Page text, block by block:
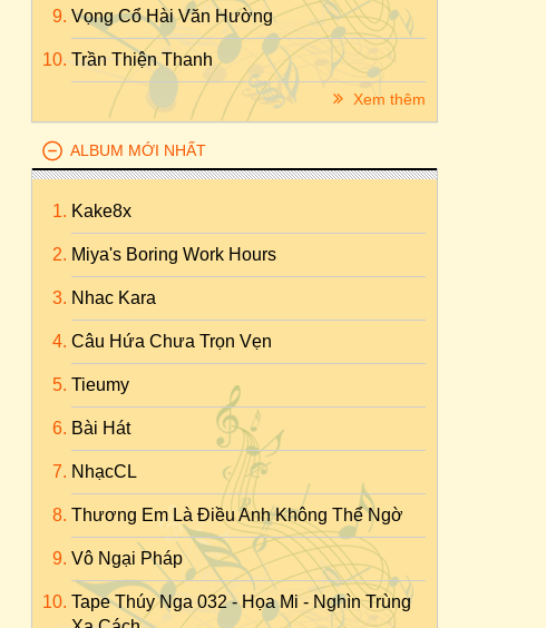
Vọng Cổ Hài Văn Hường
Trần Thiện Thanh
Xem thêm
ALBUM MỚI NHẤT
Kake8x
Miya's Boring Work Hours
Nhac Kara
Câu Hứa Chưa Trọn Vẹn
Tieumy
Bài Hát
NhạcCL
Thương Em Là Điều Anh Không Thể Ngờ
Vô Ngại Pháp
Tape Thúy Nga 032 - Họa Mi - Nghìn Trùng